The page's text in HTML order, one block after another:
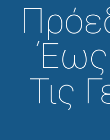
Έως
Τις